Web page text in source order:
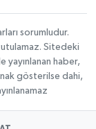
sorumludur.
Sitedeki
yayınlanan haber,
gösterilse dahi,